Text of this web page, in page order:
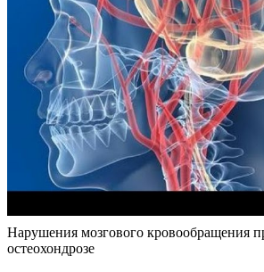
Нарушения мозгового кровообращения
остеохондрозе